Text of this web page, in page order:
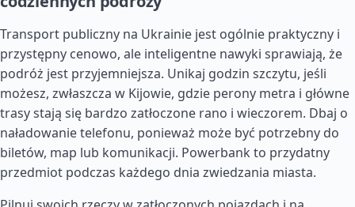
Transport publiczny na Ukrainie jest ogólnie praktyczny i
przystępny cenowo, ale inteligentne nawyki sprawiają, że
podróż jest przyjemniejsza. Unikaj godzin szczytu, jeśli
możesz, zwłaszcza w Kijowie, gdzie perony metra i główne
trasy stają się bardzo zatłoczone rano i wieczorem. Dbaj o
naładowanie telefonu, ponieważ może być potrzebny do
biletów, map lub komunikacji. Powerbank to przydatny
przedmiot podczas każdego dnia zwiedzania miasta.